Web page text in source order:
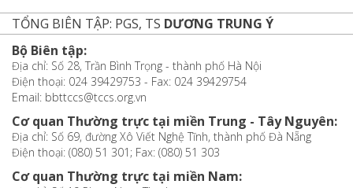
TỔNG BIÊN TẬP: PGS, TS DƯƠNG TRUNG Ý
Bộ Biên tập:
Địa chỉ: Số 28, Trần Bình Trọng - thành phố Hà Nội
Điện thoại: 024 39429753 - Fax: 024 39429754
Email: bbttccs@tccs.org.vn
Cơ quan Thường trực tại miền Trung - Tây Nguyên:
Địa chỉ: Số 69, đường Xô Viết Nghệ Tĩnh, thành phố Đà Nẵng
Điện thoại: (080) 51 301; Fax: (080) 51 303
Cơ quan Thường trực tại miền Nam: